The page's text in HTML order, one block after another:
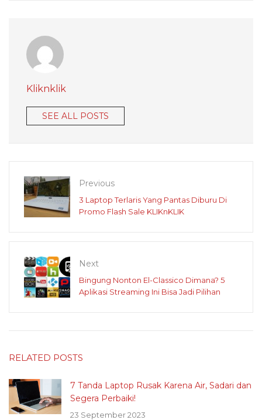
Kliknklik
SEE ALL POSTS
Previous
3 Laptop Terlaris Yang Pantas Diburu Di
Promo Flash Sale KLIKnKLIK
Next
Bingung Nonton El-Classico Dimana? 5
Aplikasi Streaming Ini Bisa Jadi Pilihan
RELATED POSTS
7 Tanda Laptop Rusak Karena Air, Sadari dan
Segera Perbaiki!
23 September 2023